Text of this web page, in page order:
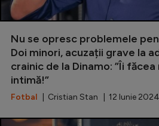
Intră în cont
Creează cont
Nu se opresc problemele
Doi minori, acuzații grave la
crainic de la Dinamo: ”Îi făcea
intimă!”
Fotbal | Cristian Stan | 12 Iunie